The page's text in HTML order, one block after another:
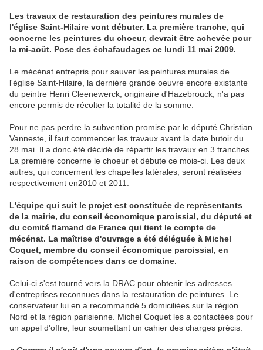
Les travaux de restauration des peintures murales de
l'église Saint-Hilaire vont débuter. La première tranche, qui
concerne les peintures du choeur, devrait être achevée pour
la mi-août. Pose des échafaudages ce lundi 11 mai 2009.
Le mécénat entrepris pour sauver les peintures murales de
l'église Saint-Hilaire, la dernière grande oeuvre encore existante
du peintre Henri Cleenewerck, originaire d'Hazebrouck, n'a pas
encore permis de récolter la totalité de la somme.
Pour ne pas perdre la subvention promise par le député Christian
Vanneste, il faut commencer les travaux avant la date butoir du
28 mai. Il a donc été décidé de répartir les travaux en 3 tranches.
La première concerne le choeur et débute ce mois-ci. Les deux
autres, qui concernent les chapelles latérales, seront réalisées
respectivement en2010 et 2011.
L'équipe qui suit le projet est constituée de représentants
de la mairie, du conseil économique paroissial, du député et
du comité flamand de France qui tient le compte de
mécénat. La maîtrise d'ouvrage a été déléguée à Michel
Coquet, membre du conseil économique paroissial, en
raison de compétences dans ce domaine.
Celui-ci s'est tourné vers la DRAC pour obtenir les adresses
d'entreprises reconnues dans la restauration de peintures. Le
conservateur lui en a recommandé 5 domiciliées sur la région
Nord et la région parisienne. Michel Coquet les a contactées pour
un appel d'offre, leur soumettant un cahier des charges précis.